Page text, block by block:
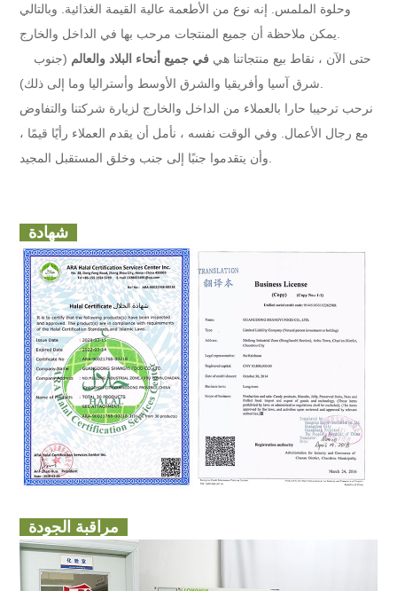
وحلوة الملمس. إنه نوع من الأطعمة عالية القيمة الغذائية. وبالتالي
حتى الآن ، نقاط بيع منتجاتنا هي في جميع أنحاء البلاد والعالم (جنوب
نرحب ترحيبا حارا بالعملاء من الداخل والخارج لزيارة شركتنا والتفاوض
مع رجال الأعمال. وفي الوقت نفسه ، نأمل أن يقدم العملاء رأيًا قيمًا ،